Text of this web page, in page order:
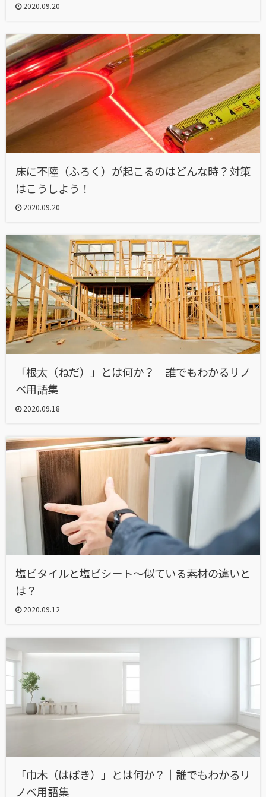
2020.09.20
床に不陸（ふろく）が起こるのはどんな時？対策
はこうしよう！
2020.09.20
「根太（ねだ）」とは何か？｜誰でもわかるリノ
ベ用語集
2020.09.18
塩ビタイルと塩ビシート〜似ている素材の違いと
は？
2020.09.12
「巾木（はばき）」とは何か？｜誰でもわかるリ
ノベ用語集